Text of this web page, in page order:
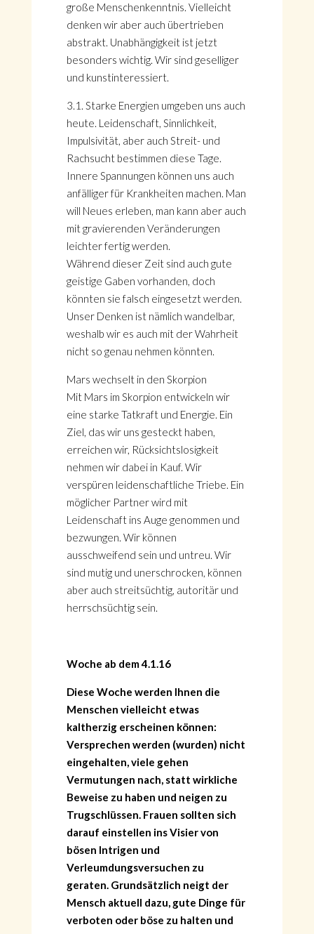
große Menschenkenntnis. Vielleicht
denken wir aber auch übertrieben
abstrakt. Unabhängigkeit ist jetzt
besonders wichtig. Wir sind geselliger
und kunstinteressiert.
3.1. Starke Energien umgeben uns auch
heute. Leidenschaft, Sinnlichkeit,
Impulsivität, aber auch Streit- und
Rachsucht bestimmen diese Tage.
Innere Spannungen können uns auch
anfälliger für Krankheiten machen. Man
will Neues erleben, man kann aber auch
mit gravierenden Veränderungen
leichter fertig werden.
Während dieser Zeit sind auch gute
geistige Gaben vorhanden, doch
könnten sie falsch eingesetzt werden.
Unser Denken ist nämlich wandelbar,
weshalb wir es auch mit der Wahrheit
nicht so genau nehmen könnten.
Mars wechselt in den Skorpion
Mit Mars im Skorpion entwickeln wir
eine starke Tatkraft und Energie. Ein
Ziel, das wir uns gesteckt haben,
erreichen wir, Rücksichtslosigkeit
nehmen wir dabei in Kauf. Wir
verspüren leidenschaftliche Triebe. Ein
möglicher Partner wird mit
Leidenschaft ins Auge genommen und
bezwungen. Wir können
ausschweifend sein und untreu. Wir
sind mutig und unerschrocken, können
aber auch streitsüchtig, autoritär und
herrschsüchtig sein.
Woche ab dem 4.1.16
Diese Woche werden Ihnen die
Menschen vielleicht etwas
kaltherzig erscheinen können:
Versprechen werden (wurden) nicht
eingehalten, viele gehen
Vermutungen nach, statt wirkliche
Beweise zu haben und neigen zu
Trugschlüssen. Frauen sollten sich
darauf einstellen ins Visier von
bösen Intrigen und
Verleumdungsversuchen zu
geraten. Grundsätzlich neigt der
Mensch aktuell dazu, gute Dinge für
verboten oder böse zu halten und